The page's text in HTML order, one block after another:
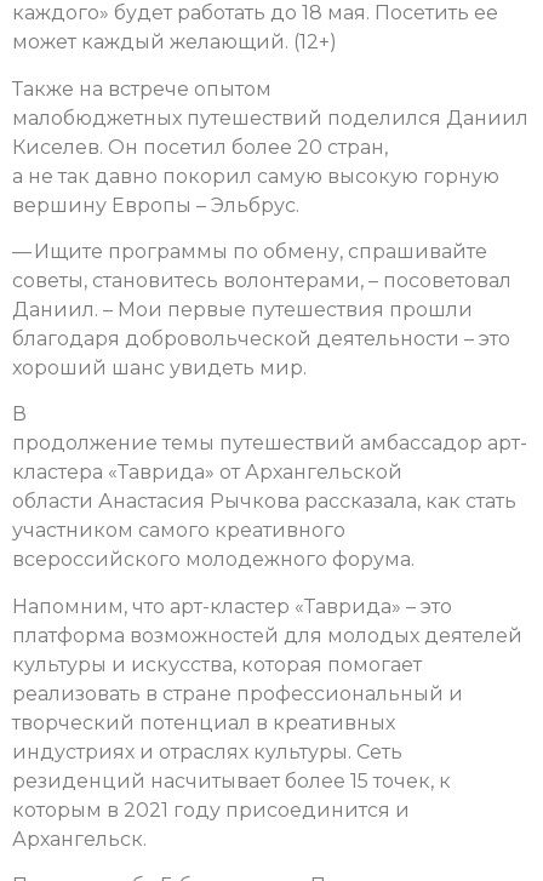
каждого» будет работать до 18 мая. Посетить ее
может каждый желающий. (12+)
Также на встрече опытом
малобюджетных путешествий поделился Даниил
Киселев. Он посетил более 20 стран,
а не так давно покорил самую высокую горную
вершину Европы – Эльбрус.
— Ищите программы по обмену, спрашивайте
советы, становитесь волонтерами, – посоветовал
Даниил. – Мои первые путешествия прошли
благодаря добровольческой деятельности – это
хороший шанс увидеть мир.
В
продолжение темы путешествий амбассадор арт-
кластера «Таврида» от Архангельской
области Анастасия Рычкова рассказала, как стать
участником самого креативного
всероссийского молодежного форума.
Напомним, что арт-кластер «Таврида» – это
платформа возможностей для молодых деятелей
культуры и искусства, которая помогает
реализовать в стране профессиональный и
творческий потенциал в креативных
индустриях и отраслях культуры. Сеть
резиденций насчитывает более 15 точек, к
которым в 2021 году присоединится и
Архангельск.